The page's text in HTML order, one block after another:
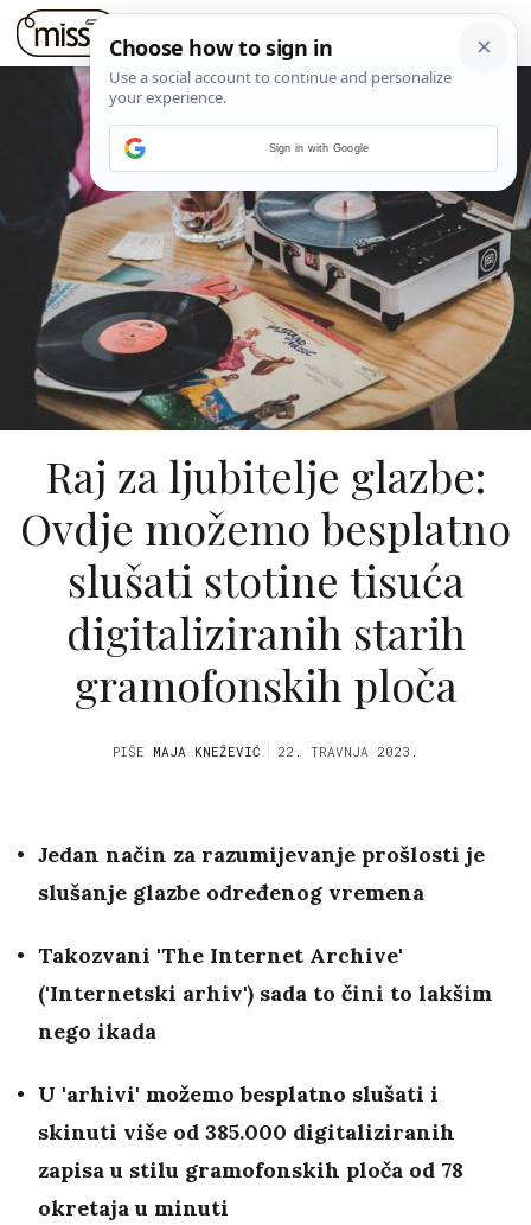
Raj za ljubitelje glazbe:
Ovdje možemo besplatno
slušati stotine tisuća
digitaliziranih starih
gramofonskih ploča
PIŠE MAJA KNEŽEVIĆ 22. TRAVNJA 2023.
Jedan način za razumijevanje prošlosti je
slušanje glazbe određenog vremena
Takozvani 'The Internet Archive'
('Internetski arhiv') sada to čini to lakšim
nego ikada
U 'arhivi' možemo besplatno slušati i
skinuti više od 385.000 digitaliziranih
zapisa u stilu gramofonskih ploča od 78
okretaja u minuti
Sign in with Google